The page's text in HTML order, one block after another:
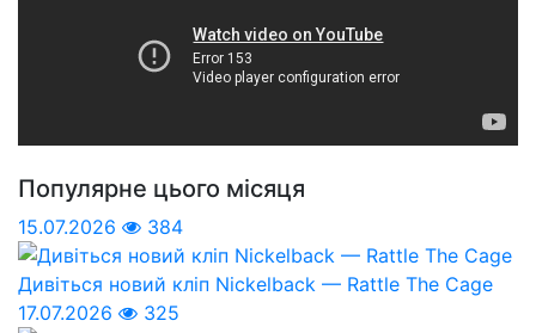
Популярне цього місяця
15.07.2026 384
Дивіться новий кліп Nickelback — Rattle The Cage
17.07.2026
325